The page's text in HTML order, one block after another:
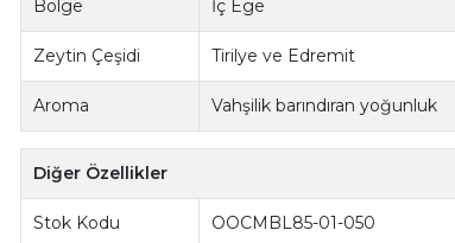
Bölge İç Ege
Zeytin Çeşidi Tirilye ve Edremit
Aroma Vahşilik barındıran yoğunluk
Diğer Özellikler
Stok Kodu OOCMBL85-01-050